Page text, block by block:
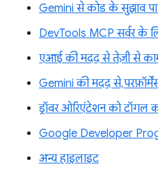
Gemini से कोड के सुझाव
DevTools MCP सर्वर के
एआई की मदद से तेज़ी से
Gemini की मदद से,
ड्रॉवर ओरिएंटेशन को टॉगल
Google Developer
अन्य हाइलाइट